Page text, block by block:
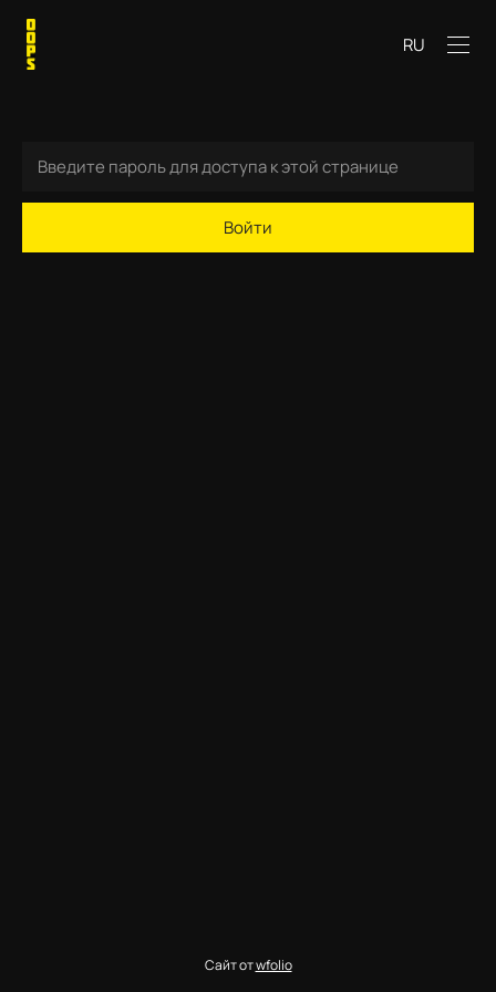
RU
Войти
Сайт отwfolio